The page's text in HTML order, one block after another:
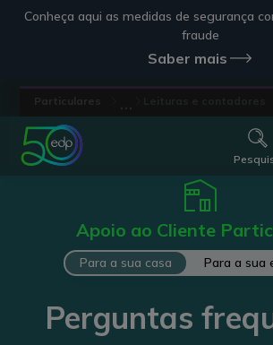
Conheça aqui as medidas de segurança
fraude
Saber mais
Apoio ao Cliente
Para a sua casa Para a sua
Perguntas